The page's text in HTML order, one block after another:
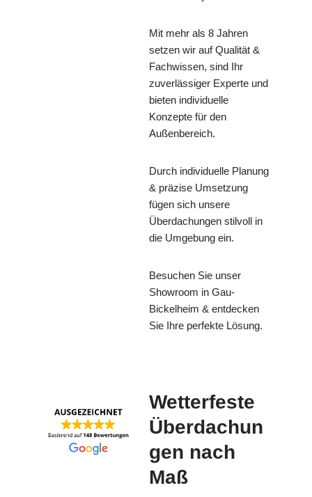
Mit mehr als 8 Jahren
setzen wir auf Qualität &
Fachwissen, sind Ihr
zuverlässiger Experte und
bieten individuelle
Konzepte für den
Außenbereich.
Durch individuelle Planung
& präzise Umsetzung
fügen sich unsere
Überdachungen stilvoll in
die Umgebung ein.
Besuchen Sie unser
Showroom in Gau-
Bickelheim & entdecken
Sie Ihre perfekte Lösung.
Wetterfeste
Überdachun
gen nach
Maß